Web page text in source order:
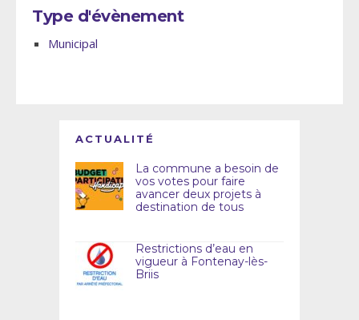
Type d'évènement
Municipal
ACTUALITÉ
La commune a besoin de
vos votes pour faire
avancer deux projets à
destination de tous
Restrictions d’eau en
vigueur à Fontenay-lès-
Briis